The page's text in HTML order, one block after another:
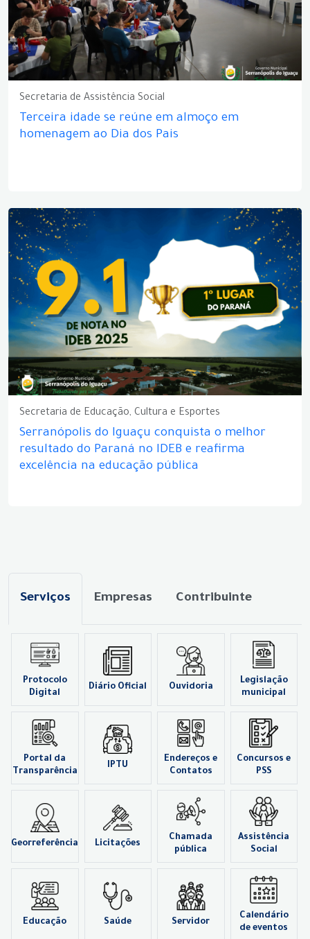
Secretaria de Assistência Social
Terceira idade se reúne em almoço em
homenagem ao Dia dos Pais
Secretaria de Educação, Cultura e Esportes
Serranópolis do Iguaçu conquista o melhor
resultado do Paraná no IDEB e reafirma
excelência na educação pública
Serviços Empresas Contribuinte
Protocolo
Digital
Diário Oficial Ouvidoria
Legislação
municipal
Portal da
Transparência
IPTU
Endereços e
Contatos
Concursos e
PSS
Georreferência Licitações
Chamada
pública
Assistência
Social
Educação Saúde Servidor
Calendário
de eventos